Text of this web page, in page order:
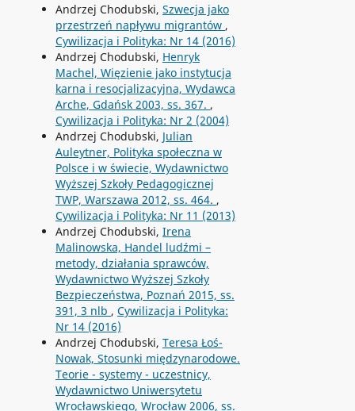
Andrzej Chodubski, Szwecja jako
przestrzeń napływu migrantów ,
Cywilizacja i Polityka: Nr 14 (2016)
Andrzej Chodubski, Henryk
Machel, Więzienie jako instytucja
karna i resocjalizacyjna, Wydawca
Arche, Gdańsk 2003, ss. 367. ,
Cywilizacja i Polityka: Nr 2 (2004)
Andrzej Chodubski, Julian
Auleytner, Polityka społeczna w
Polsce i w świecie, Wydawnictwo
Wyższej Szkoły Pedagogicznej
TWP, Warszawa 2012, ss. 464. ,
Cywilizacja i Polityka: Nr 11 (2013)
Andrzej Chodubski, Irena
Malinowska, Handel ludźmi –
metody, działania sprawców,
Wydawnictwo Wyższej Szkoły
Bezpieczeństwa, Poznań 2015, ss.
391, 3 nlb , Cywilizacja i Polityka:
Nr 14 (2016)
Andrzej Chodubski, Teresa Łoś-
Nowak, Stosunki międzynarodowe.
Teorie - systemy - uczestnicy,
Wydawnictwo Uniwersytetu
Wrocławskiego, Wrocław 2006, ss.